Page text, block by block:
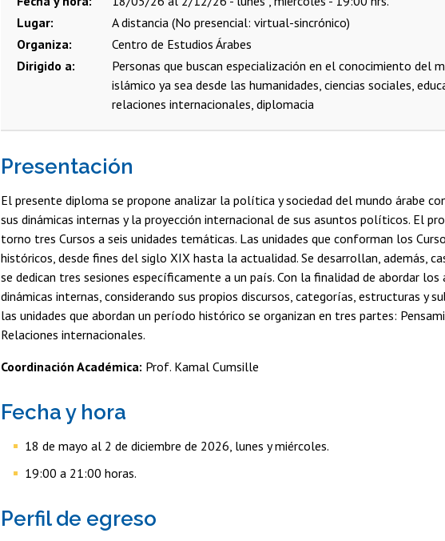
Lugar
A distancia (No presencial: virtual-sincrónico)
Organiza
Centro de Estudios Árabes
Dirigido a
Personas que buscan especialización en el conocimiento del
islámico ya sea desde las humanidades, ciencias sociales,
relaciones internacionales, diplomacia
Presentación
El presente diploma se propone analizar la política y sociedad del mundo árabe
sus dinámicas internas y la proyección internacional de sus asuntos políticos. El
torno tres Cursos a seis unidades temáticas. Las unidades que conforman los
históricos, desde fines del siglo XIX hasta la actualidad. Se desarrollan, además,
se dedican tres sesiones específicamente a un país. Con la finalidad de abordar los
dinámicas internas, considerando sus propios discursos, categorías, estructuras y
las unidades que abordan un período histórico se organizan en tres partes:
Relaciones internacionales.
Coordinación Académica: Prof. Kamal Cumsille
Fecha y hora
18 de mayo al 2 de diciembre de 2026, lunes y miércoles.
19:00 a 21:00 horas.
Perfil de egreso